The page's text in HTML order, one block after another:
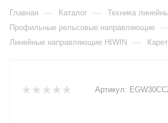
Главная — Каталог — Техника
Профильные рельсовые направляющие
Линейные направляющие HIWIN —
Артикул: